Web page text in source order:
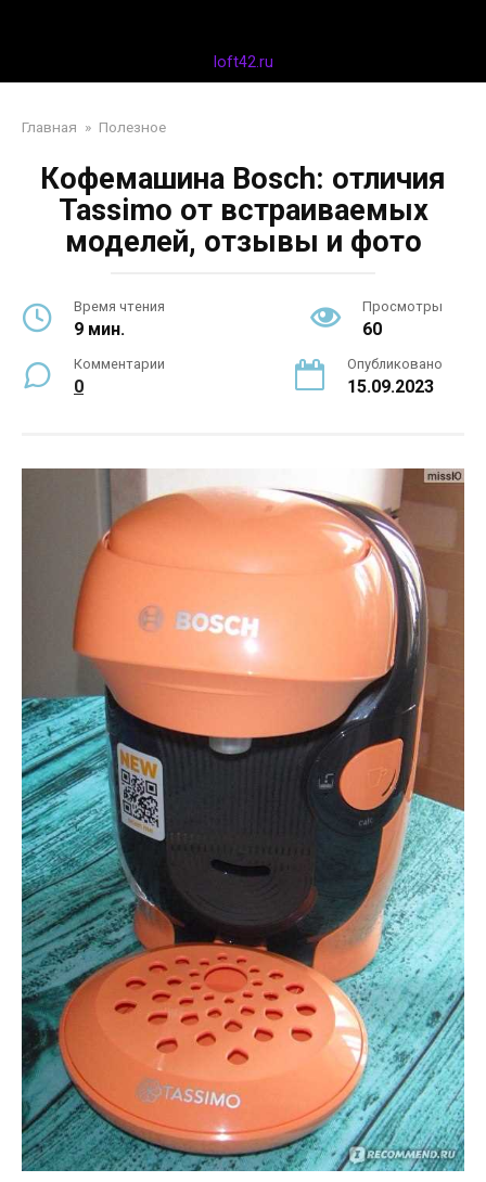
loft42.ru
Главная » Полезное
Кофемашина Bosch: отличия
Tassimo от встраиваемых
моделей, отзывы и фото
Время чтения
9 мин.
Просмотры
60
Комментарии
0
Опубликовано
15.09.2023